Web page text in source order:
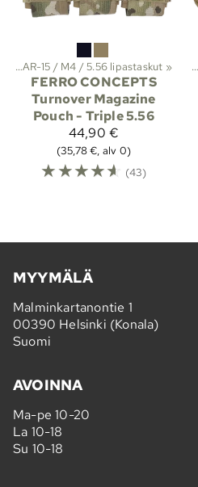
‪» AR-15 / M4 / 5.56 lipastaskut ‪»
FERRO CONCEPTS
Turnover Magazine
Pouch - Triple 5.56
44,90 €
(35,78 €, alv 0)
☆☆☆☆☆ (43)
‪»
MYYMÄLÄ
Malminkartanontie 1
00390 Helsinki (Konala)
Suomi
AVOINNA
Ma-pe 10-20
La 10-18
Su 10-18